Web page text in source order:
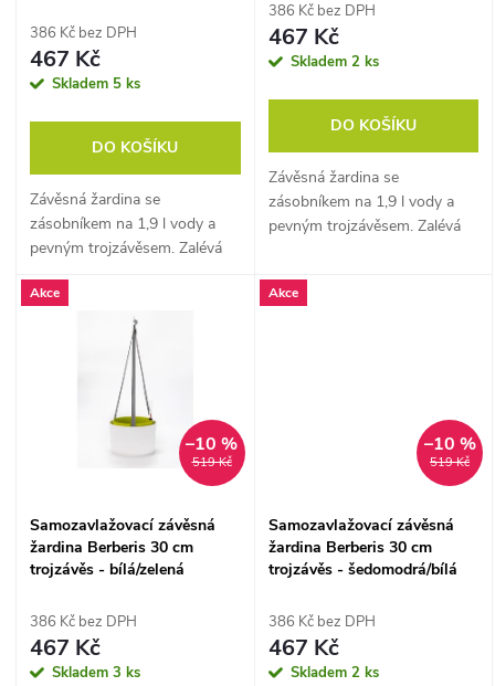
o
d
u
k
t
ů
o
d
u
k
t
386 Kč bez DPH
467 Kč
Skladem 5 ks
DO KOŠÍKU
Závěsná žardina se
zásobníkem na 1,9 l vody a
pevným trojzávěsem. Zalévá
vzduchu.
386 Kč bez DPH
467 Kč
Skladem 2 ks
DO KOŠÍKU
Závěsná žardina se
zásobníkem na 1,9 l vody a
pevným trojzávěsem. Zalévá
vzduchu.
Akce
519 Kč
–10 %
Samozavlažovací závěsná
žardina Berberis 30 cm
trojzávěs - bílá/zelená
386 Kč bez DPH
467 Kč
Skladem 3 ks
Akce
519 Kč
–10 %
Samozavlažovací závěsná
žardina Berberis 30 cm
trojzávěs - šedomodrá/bílá
386 Kč bez DPH
467 Kč
Skladem 2 ks